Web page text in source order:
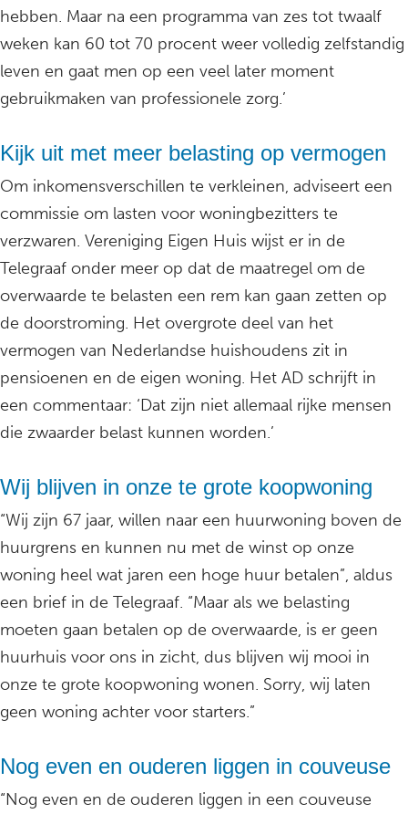
hebben. Maar na een programma van zes tot twaalf
weken kan 60 tot 70 procent weer volledig zelfstandig
leven en gaat men op een veel later moment
gebruikmaken van professionele zorg.’
Kijk uit met meer belasting op vermogen
Om inkomensverschillen te verkleinen, adviseert een
commissie om lasten voor woningbezitters te
verzwaren. Vereniging Eigen Huis wijst er in de
Telegraaf onder meer op dat de maatregel om de
overwaarde te belasten een rem kan gaan zetten op
de doorstroming. Het overgrote deel van het
vermogen van Nederlandse huishoudens zit in
pensioenen en de eigen woning. Het AD schrijft in
een commentaar: ‘Dat zijn niet allemaal rijke mensen
die zwaarder belast kunnen worden.’
Wij blijven in onze te grote koopwoning
“Wij zijn 67 jaar, willen naar een huurwoning boven de
huurgrens en kunnen nu met de winst op onze
woning heel wat jaren een hoge huur betalen”, aldus
een brief in de Telegraaf. “Maar als we belasting
moeten gaan betalen op de overwaarde, is er geen
huurhuis voor ons in zicht, dus blijven wij mooi in
onze te grote koopwoning wonen. Sorry, wij laten
geen woning achter voor starters.”
Nog even en ouderen liggen in couveuse
“Nog even en de ouderen liggen in een couveuse